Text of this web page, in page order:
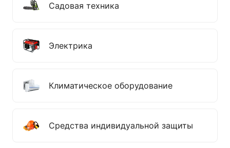
Садовая техника
Электрика
Климатическое оборудование
Средства индивидуальной защиты